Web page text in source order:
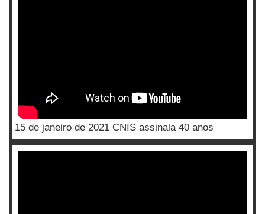
15 de janeiro de 2021 CNIS assinala 40 anos